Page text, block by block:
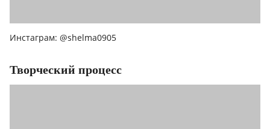
Инстаграм: @shelma0905
Творческий процесс